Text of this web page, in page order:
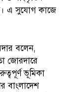
এ সুযোগ কাজে
বলেন,
জোরদারে
ভূমিকা
বাংলাদেশ